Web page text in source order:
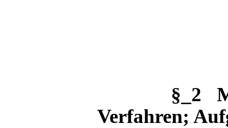
§_2
Verfahren;